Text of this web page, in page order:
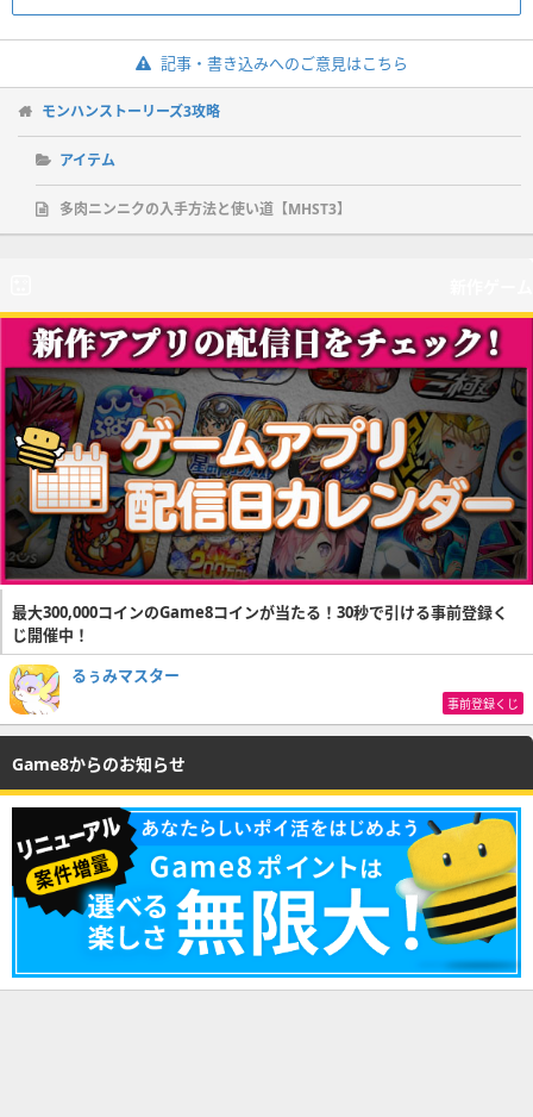
記事・書き込みへのご意見はこちら
モンハンストーリーズ3攻略
アイテム
多肉ニンニクの入手方法と使い道【MHST3】
最大300,000コインのGame8コインが当たる！30秒で引ける事前登録く
じ開催中！
るぅみマスター
事前登録くじ
Game8からのお知らせ